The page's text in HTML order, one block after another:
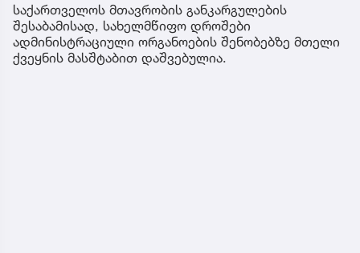
საქართველოს მთავრობის განკარგულების
შესაბამისად, სახელმწიფო დროშები
ადმინისტრაციული ორგანოების შენობებზე მთელი
ქვეყნის მასშტაბით დაშვებულია.